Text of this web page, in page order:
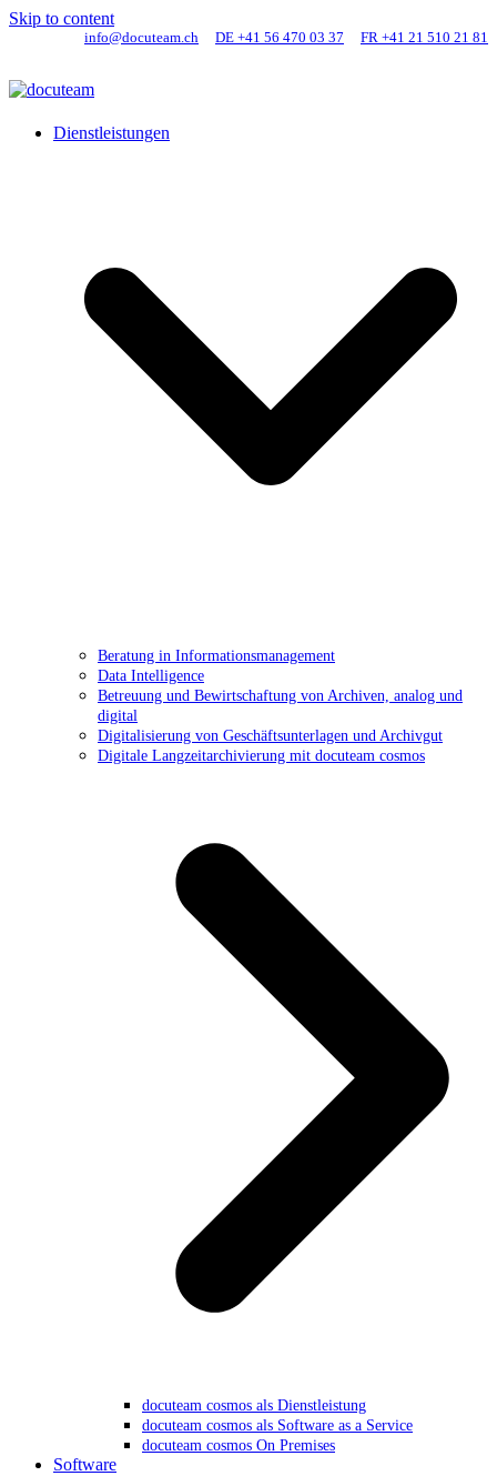
Skip to content
info@docuteam.ch DE +41 56 470 03 37 FR +41 21 510 21 81
Dienstleistungen
Beratung in Informationsmanagement
Data Intelligence
Betreuung und Bewirtschaftung von Archiven, analog und
digital
Digitalisierung von Geschäftsunterlagen und Archivgut
Digitale Langzeitarchivierung mit docuteam cosmos
docuteam cosmos als Dienstleistung
docuteam cosmos als Software as a Service
docuteam cosmos On Premises
Software